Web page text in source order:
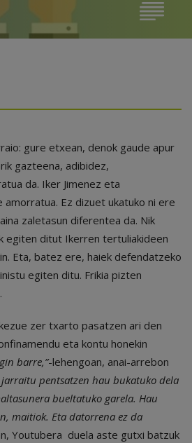
gure etxean, denok gaude apur
gazteena, adibidez,
da. Iker Jimenez eta
amorratua. Ez dizuet ukatuko ni ere
zaletasun diferentea da. Nik
egiten ditut Ikerren tertuliakideen
Eta, batez ere, haiek defendatzeko
egiten ditu. Frikia pizten
zer txarto pasatzen ari den
eta kontu honekin
barre,”-lehengoan, anai-arrebon
jarraitu pentsatzen hau bukatuko dela
bueltatuko garela. Hau
maitiok. Eta datorrena ez da
Youtubera duela aste gutxi batzuk